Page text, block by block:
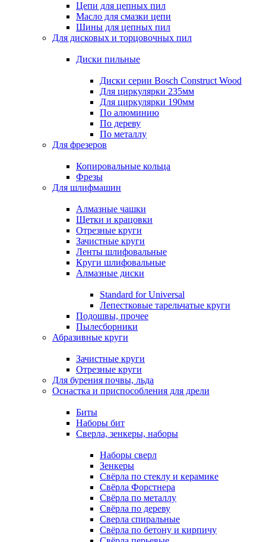
Цепи для цепных пил
Масло для смазки цепи
Шины для цепных пил
Для дисковых и торцовочных пил
Диски пильные
Диски серии Bosch Construct Wood
Для циркулярки 235мм
Для циркулярки 190мм
По алюминию
По дереву
По металлу
Для фрезеров
Копировальные кольца
Фрезы
Для шлифмашин
Алмазные чашки
Щетки и крацовки
Отрезные круги
Зачистные круги
Ленты шлифовальные
Круги шлифовальные
Алмазные диски
Standard for Universal
Лепестковые тарельчатые круги
Подошвы, прочее
Пылесборники
Абразивные круги
Зачистные круги
Отрезные круги
Для бурения почвы, льда
Оснастка и приспособления для дрели
Биты
Наборы бит
Сверла, зенкеры, наборы
Наборы сверл
Зенкеры
Свёрла по стеклу и керамике
Свёрла Форстнера
Свёрла по металлу
Свёрла по дереву
Сверла спиральные
Свёрла по бетону и кирпичу